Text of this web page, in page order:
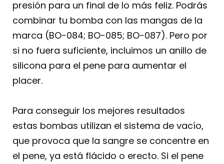
presión para un final de lo más feliz. Podrás
combinar tu bomba con las mangas de la
marca (BO-084; BO-085; BO-087). Pero por
si no fuera suficiente, incluimos un anillo de
silicona para el pene para aumentar el
placer.
Para conseguir los mejores resultados
estas bombas utilizan el sistema de vacío,
que provoca que la sangre se concentre en
el pene, ya está flácido o erecto. Si el pene